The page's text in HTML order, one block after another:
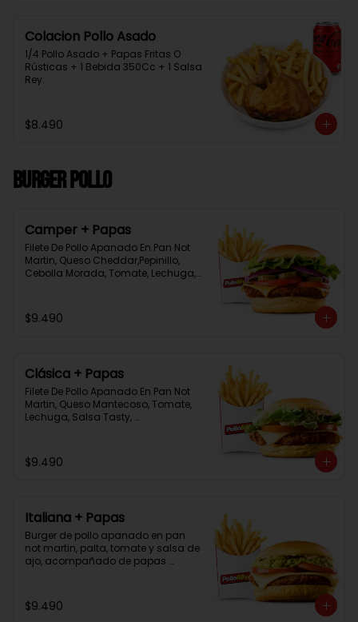
Colacion Pollo Asado
1/4 Pollo Asado + Papas Fritas O
Rústicas + 1 Bebida 350Cc + 1 Salsa
Rey.
$8.490
Burger Pollo
Camper + Papas
Filete De Pollo Apanado En Pan Not
Martin, Queso Cheddar,Pepinillo,
Cebolla Morada, Tomate, Lechuga,
$9.490
Clásica + Papas
Filete De Pollo Apanado En Pan Not
Martin, Queso Mantecoso, Tomate,
Lechuga, Salsa Tasty,
$9.490
Italiana + Papas
Burger de pollo apanado en pan
not martin, palta, tomate y salsa de
ajo, acompañado de papas
$9.490